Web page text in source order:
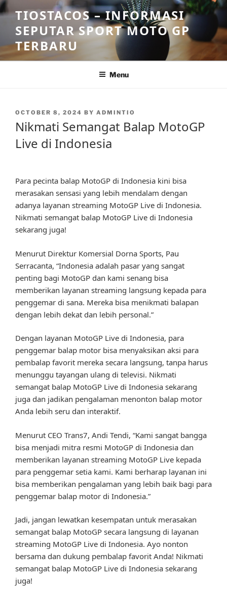
Skip
to
content
TIOSTACOS – INFORMASI
SEPUTAR SPORT MOTO GP
TERBARU
Menu
POSTED
OCTOBER 8, 2024 BY ADMINTIO
Nikmati Semangat Balap MotoGP
Live di Indonesia
Para pecinta balap MotoGP di Indonesia kini bisa
merasakan sensasi yang lebih mendalam dengan
adanya layanan streaming MotoGP Live di Indonesia.
Nikmati semangat balap MotoGP Live di Indonesia
sekarang juga!
Menurut Direktur Komersial Dorna Sports, Pau
Serracanta, “Indonesia adalah pasar yang sangat
penting bagi MotoGP dan kami senang bisa
memberikan layanan streaming langsung kepada para
penggemar di sana. Mereka bisa menikmati balapan
dengan lebih dekat dan lebih personal.”
Dengan layanan MotoGP Live di Indonesia, para
penggemar balap motor bisa menyaksikan aksi para
pembalap favorit mereka secara langsung, tanpa harus
menunggu tayangan ulang di televisi. Nikmati
semangat balap MotoGP Live di Indonesia sekarang
juga dan jadikan pengalaman menonton balap motor
Anda lebih seru dan interaktif.
Menurut CEO Trans7, Andi Tendi, “Kami sangat bangga
bisa menjadi mitra resmi MotoGP di Indonesia dan
memberikan layanan streaming MotoGP Live kepada
para penggemar setia kami. Kami berharap layanan ini
bisa memberikan pengalaman yang lebih baik bagi para
penggemar balap motor di Indonesia.”
Jadi, jangan lewatkan kesempatan untuk merasakan
semangat balap MotoGP secara langsung di layanan
streaming MotoGP Live di Indonesia. Ayo nonton
bersama dan dukung pembalap favorit Anda! Nikmati
semangat balap MotoGP Live di Indonesia sekarang
juga!